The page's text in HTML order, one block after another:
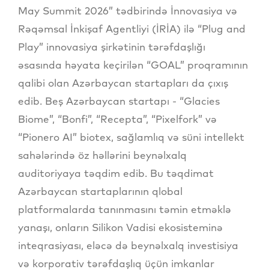
May Summit 2026” tədbirində İnnovasiya və
Rəqəmsal İnkişaf Agentliyi (İRİA) ilə “Plug and
Play” innovasiya şirkətinin tərəfdaşlığı
əsasında həyata keçirilən “GOAL” proqramının
qalibi olan Azərbaycan startapları da çıxış
edib. Beş Azərbaycan startapı - “Glacies
Biome”, “Bonfi”, “Recepta”, “Pixelfork” və
“Pionero AI” biotex, sağlamlıq və süni intellekt
sahələrində öz həllərini beynəlxalq
auditoriyaya təqdim edib. Bu təqdimat
Azərbaycan startaplarının qlobal
platformalarda tanınmasını təmin etməklə
yanaşı, onların Silikon Vadisi ekosisteminə
inteqrasiyası, eləcə də beynəlxalq investisiya
və korporativ tərəfdaşlıq üçün imkanlar